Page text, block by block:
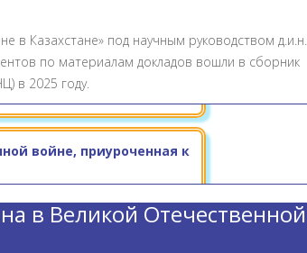
в Казахстане» под научным руководством
по материалам докладов вошли в сборник
в 2025 году.
войне, приуроченная к
в Великой Отечественной